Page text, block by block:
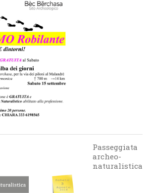
Passeggiata
archeo-
naturalistica